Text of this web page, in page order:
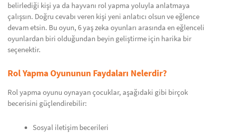
belirlediği kişi ya da hayvanı rol yapma yoluyla anlatmaya
çalışsın. Doğru cevabı veren kişi yeni anlatıcı olsun ve eğlence
devam etsin. Bu oyun, 6 yaş zeka oyunları arasında en eğlenceli
oyunlardan biri olduğundan beyin geliştirme için harika bir
seçenektir.
Rol Yapma Oyununun Faydaları Nelerdir?
Rol yapma oyunu oynayan çocuklar, aşağıdaki gibi birçok
becerisini güçlendirebilir:
Sosyal iletişim becerileri